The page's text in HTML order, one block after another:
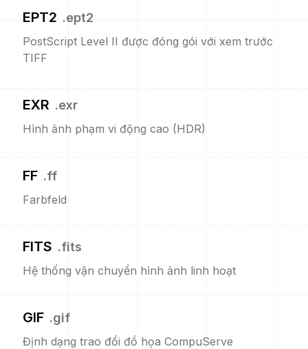
EPT2 .ept2
PostScript Level II được đóng gói với xem trước
TIFF
EXR .exr
Hình ảnh phạm vi động cao (HDR)
FF .ff
Farbfeld
FITS .fits
Hệ thống vận chuyển hình ảnh linh hoạt
GIF .gif
Định dạng trao đổi đồ họa CompuServe